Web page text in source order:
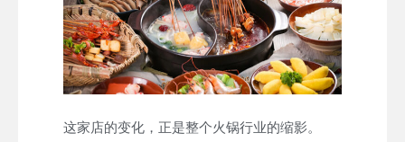
这家店的变化，正是整个火锅行业的缩影。